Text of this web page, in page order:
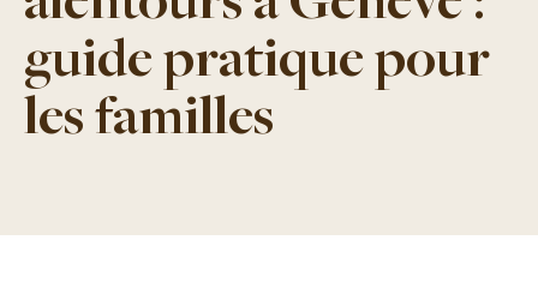
FAQ
guide pratique pour
les familles